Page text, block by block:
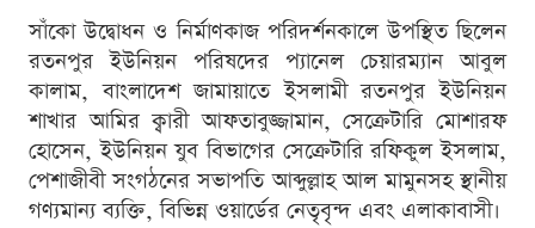
সাঁকো উদ্বোধন ও নির্মাণকাজ পরিদর্শনকালে উপস্থিত ছিলেন
রতনপুর ইউনিয়ন পরিষদের প্যানেল চেয়ারম্যান আবুল
কালাম, বাংলাদেশ জামায়াতে ইসলামী রতনপুর ইউনিয়ন
শাখার আমির ক্বারী আফতাবুজ্জামান, সেক্রেটারি মোশারফ
হোসেন, ইউনিয়ন যুব বিভাগের সেক্রেটারি রফিকুল ইসলাম,
পেশাজীবী সংগঠনের সভাপতি আব্দুল্লাহ আল মামুনসহ স্থানীয়
গণ্যমান্য ব্যক্তি, বিভিন্ন ওয়ার্ডের নেতৃবৃন্দ এবং এলাকাবাসী।